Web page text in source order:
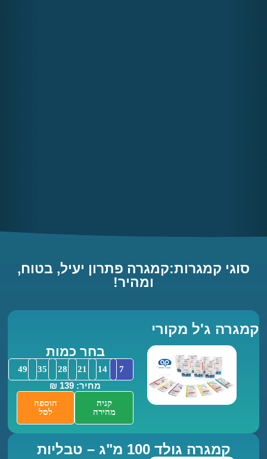
קמגרות:קמגרה פתרון יעיל, בטוח,
ג'ל מקורי
בחר כמות
7
21
28
35
49
קניה
הוספה
לסל
גולד 100 מ"ג – טבליות